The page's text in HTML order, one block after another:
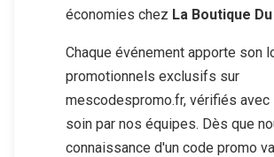
économies chez La Boutique
Chaque événement apporte son
promotionnels exclusifs sur
mescodespromo.fr, vérifiés avec
soin par nos équipes. Dès que
connaissance d'un code promo